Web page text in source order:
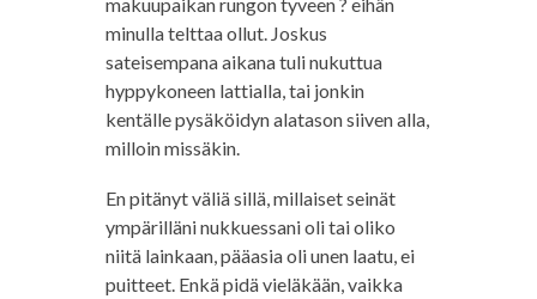
minulla telttaa ollut. Joskus
sateisempana aikana tuli nukuttua
hyppykoneen lattialla, tai jonkin
kentälle pysäköidyn alatason siiven alla,
milloin missäkin.
En pitänyt väliä sillä, millaiset seinät
ympärilläni nukkuessani oli tai oliko
niitä lainkaan, pääasia oli unen laatu, ei
puitteet. Enkä pidä vieläkään, vaikka